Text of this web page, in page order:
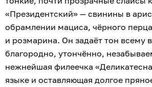
«Президентский» — свинины в
обрамлении мациса, чёрного
и розмарина. Он задаёт тон всему
благородно, утончённо,
нежнейшая филеечка
языке и оставляющая долгое